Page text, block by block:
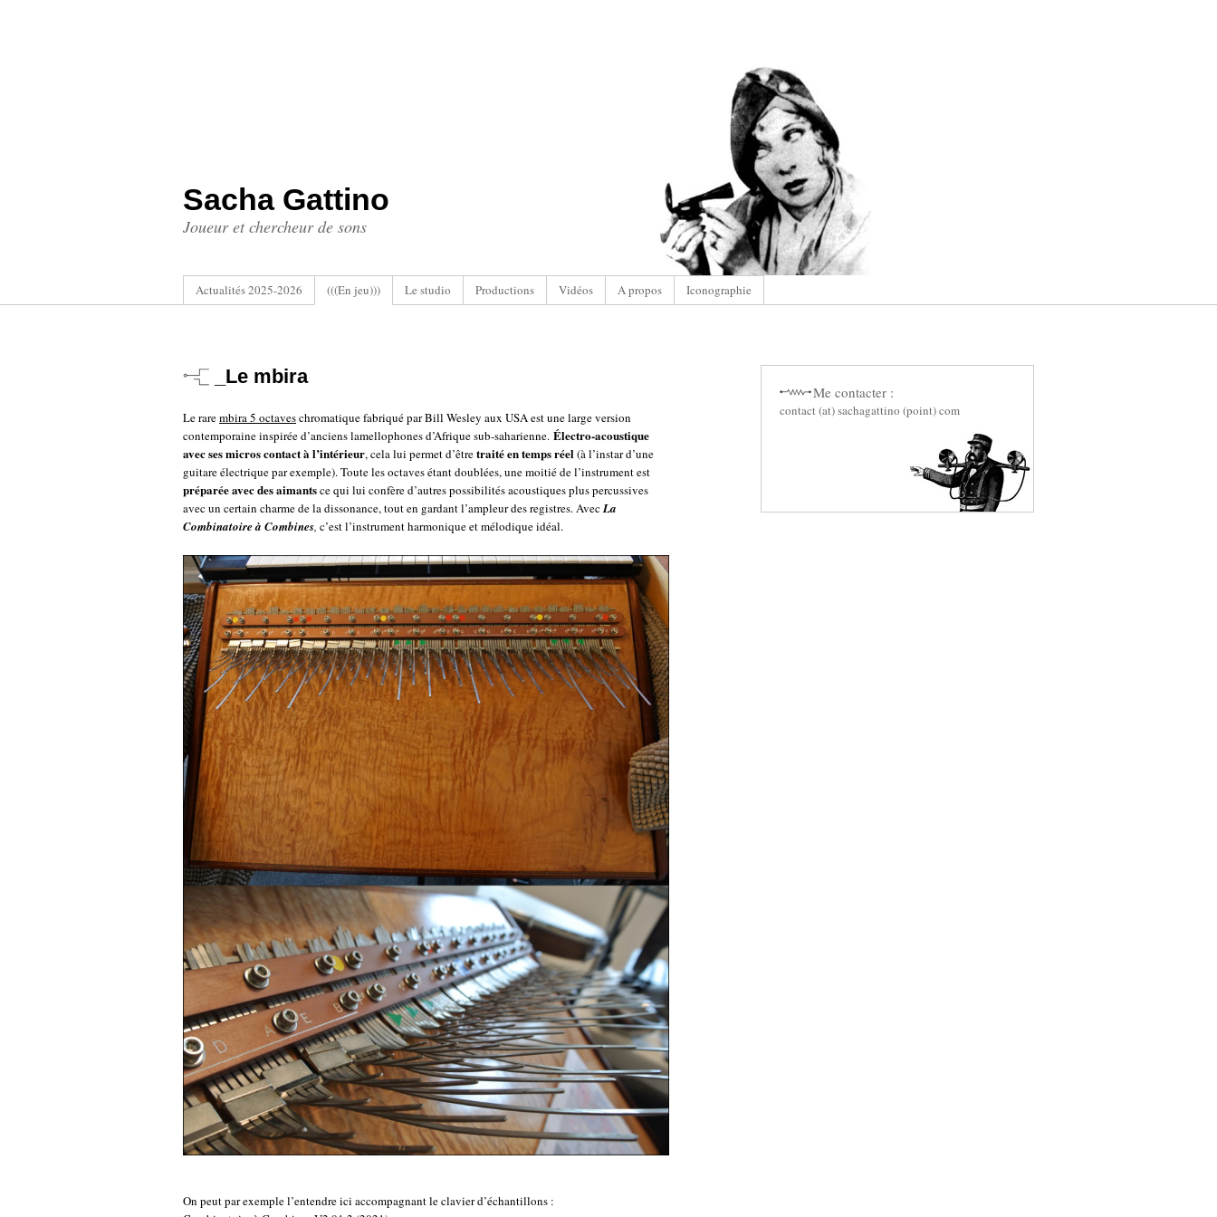
Sacha Gattino
Joueur et chercheur de sons
Actualités 2025-2026 (((En jeu))) Le studio Productions Vidéos A propos Iconographie
_Le mbira
Le rarembira 5 octaveschromatique fabriqué par Bill Wesley aux USA est une large version
contemporaine inspirée d’anciens lamellophones d’Afrique sub-saharienne. Électro-acoustique
avec ses micros contact à l’intérieur, cela lui permet d’êtretraité en temps réel(à l’instar d’une
guitare électrique par exemple). Toute les octaves étant doublées, une moitié de l’instrument est
préparée avec des aimantsce qui lui confère d’autres possibilités acoustiques plus percussives
avec un certain charme de la dissonance, tout en gardant l’ampleur des registres. AvecLa
Combinatoire à Combines, c’est l’instrument harmonique et mélodique idéal.
On peut par exemple l’entendre ici accompagnant le clavier d’échantillons :
Me contacter :
contact (at) sachagattino (point) com